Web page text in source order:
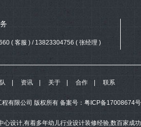
( 客服 ) / 13823304756 ( 张经理 )
资讯 关于 合作 联系
有限公司 版权所有 备案号： 粤ICP备17008674号
设计,有着多年幼儿行业设计装修经验,数百家成功